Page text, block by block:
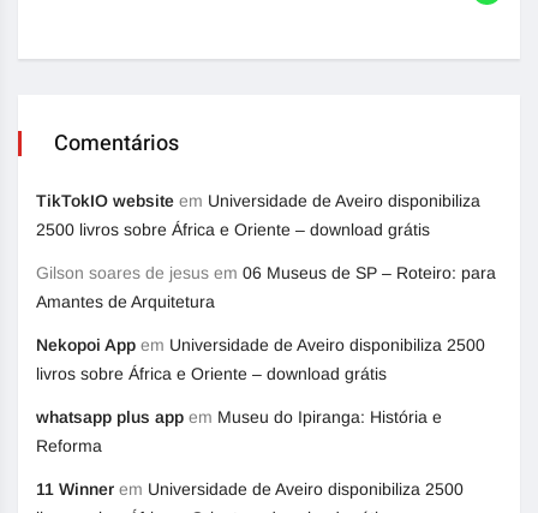
Comentários
TikTokIO website em Universidade de Aveiro disponibiliza
2500 livros sobre África e Oriente – download grátis
Gilson soares de jesus em 06 Museus de SP – Roteiro: para
Amantes de Arquitetura
Nekopoi App em Universidade de Aveiro disponibiliza 2500
livros sobre África e Oriente – download grátis
whatsapp plus app em Museu do Ipiranga: História e
Reforma
11 Winner em Universidade de Aveiro disponibiliza 2500